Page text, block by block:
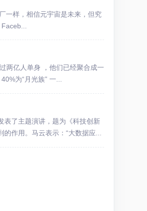
一样，相信元宇宙是未来，但究
两亿人单身 ，他们已经聚合成一
为“月光族” 一...
表了主题演讲，题为《科技创新
作用。马云表示：“大数据应...